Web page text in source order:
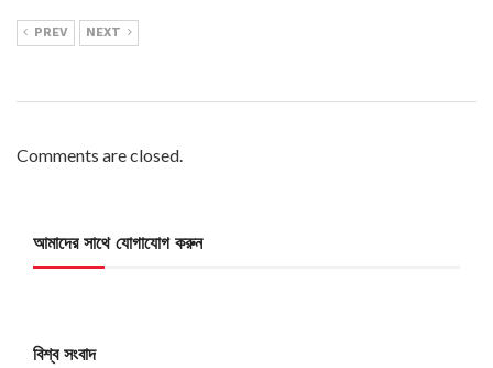
PREV NEXT
Comments are closed.
আমাদের সাথে যোগাযোগ করুন
বিশ্ব সংবাদ